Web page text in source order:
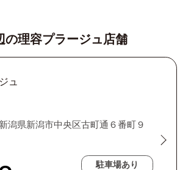
の理容プラージュ店舗
ュ
潟県新潟市中央区古町通６番町９
駐車場あり